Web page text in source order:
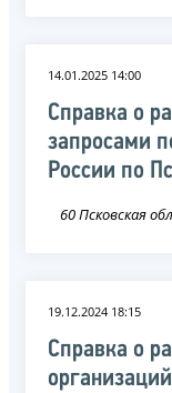
14.01.2025 14:00
Справка о
запросами
России по
60 Псковская
19.12.2024 18:15
Справка о